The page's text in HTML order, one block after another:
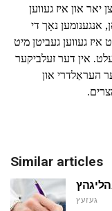
און איז געווען
נאָך די
געווען געביטן מיט
אין דער זעלביקער
העראַלדרי און
Similar articles
געזעץ